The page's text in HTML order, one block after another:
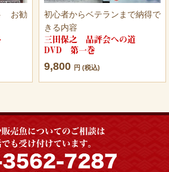
お勧
初心者からベテランまで納得で
きる内容
三田保之 品評会への道
DVD 第一巻
9,800 円 (税込)